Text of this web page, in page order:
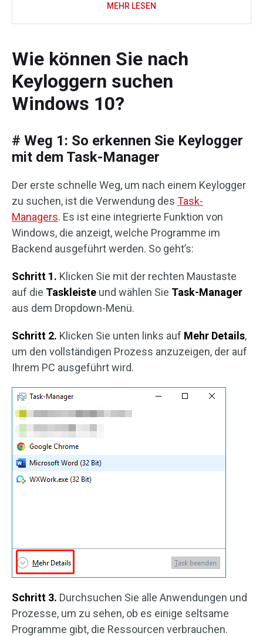
MEHR LESEN
Wie können Sie nach
Keyloggern suchen
Windows 10?
# Weg 1: So erkennen Sie Keylogger
mit dem Task-Manager
Der erste schnelle Weg, um nach einem Keylogger
zu suchen, ist die Verwendung des Task-
Managers. Es ist eine integrierte Funktion von
Windows, die anzeigt, welche Programme im
Backend ausgeführt werden. So geht’s:
Schritt 1. Klicken Sie mit der rechten Maustaste
auf die Taskleiste und wählen Sie Task-Manager
aus dem Dropdown-Menü.
Schritt 2. Klicken Sie unten links auf Mehr Details,
um den vollständigen Prozess anzuzeigen, der auf
Ihrem PC ausgeführt wird.
Schritt 3. Durchsuchen Sie alle Anwendungen und
Prozesse, um zu sehen, ob es einige seltsame
Programme gibt, die Ressourcen verbrauchen.